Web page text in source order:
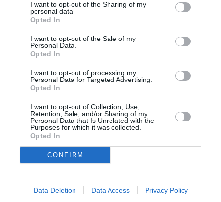
I want to opt-out of the Sharing of my
personal data.
Opted In
I want to opt-out of the Sale of my
Personal Data.
Opted In
I want to opt-out of processing my
Personal Data for Targeted Advertising.
Opted In
I want to opt-out of Collection, Use,
Retention, Sale, and/or Sharing of my
Personal Data that Is Unrelated with the
Purposes for which it was collected.
Opted In
CONFIRM
Data Deletion Data Access Privacy Policy
Η κορυφή μπορεί να είναι μοναχική, ειδικά
όταν δεν σταματάς ποτέ να ανεβαίνεις.
Κάπου στη διαδρομή, το όνειρο άρχισε να σε
βαραίνει, έτσι δεν είναι; Αυτό που κάποτε σε
ενέπνεε, τώρα μοιάζει με υποχρέωση που σε
πιέζει.
Αλλά ποιος είπε ότι η επιτυχία πρέπει να
είναι φανταχτερή και φανερή; Ίσως δεν
χρειάζεται να κάνεις τα πάντα, αλλά μόνο
εκείνα που έχουν αληθινό νόημα για εσένα.
σε μια πιο απλή, ήσυχη ζωή… που μέχρι